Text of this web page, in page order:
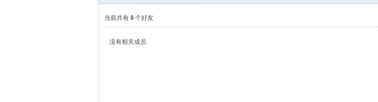
当前共有 0 个好友
没有相关成员